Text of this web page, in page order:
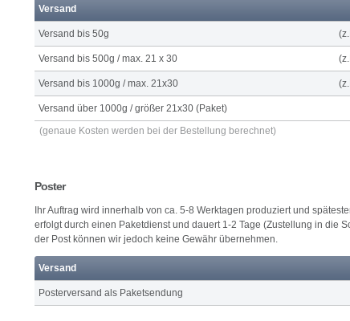
Versand
Versand bis 50g
Versand bis 500g / max. 21 x 30
Versand bis 1000g / max. 21x30
Versand über 1000g / größer 21x30 (Paket)
(genaue Kosten werden bei der Bestellung berechnet)
Poster
Ihr Auftrag wird innerhalb von ca. 5-8 Werktagen produziert und
erfolgt durch einen Paketdienst und dauert 1-2 Tage (Zustellung in die
der Post können wir jedoch keine Gewähr übernehmen.
Versand
Posterversand als Paketsendung